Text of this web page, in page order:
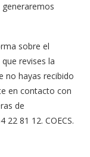
generaremos
sobre el
revises la
no hayas recibido
en contacto con
de
22 81 12. COECS.